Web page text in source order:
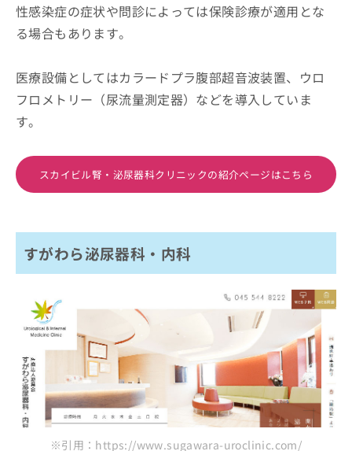
性感染症の症状や問診によっては保険診療が適用とな
る場合もあります。
医療設備としてはカラードプラ腹部超音波装置、ウロ
フロメトリー（尿流量測定器）などを導入していま
す。
スカイビル腎・泌尿器科クリニックの紹介ページはこちら
すがわら泌尿器科・内科
※引用：https://www.sugawara-uroclinic.com/